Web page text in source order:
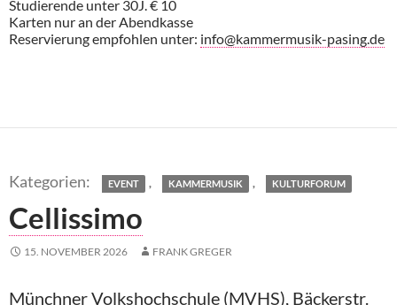
Studierende unter 30J. € 10
Karten nur an der Abendkasse
Reservierung empfohlen unter: info@kammermusik-pasing.de
EVENT , KAMMERMUSIK , KULTURFORUM
Cellissimo
15. NOVEMBER 2026 FRANK GREGER
Münchner Volkshochschule (MVHS), Bäckerstr.